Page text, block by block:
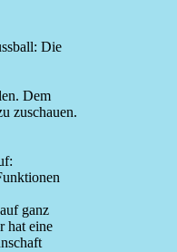
Die
Dem
zuschauen.
ganz
hat eine